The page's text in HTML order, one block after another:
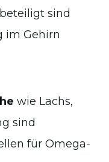
sind
im Gehirn
wie Lachs,
sind
für Omega-